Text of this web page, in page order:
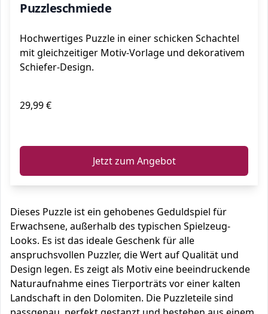
Puzzleschmiede
Hochwertiges Puzzle in einer schicken Schachtel
mit gleichzeitiger Motiv-Vorlage und dekorativem
Schiefer-Design.
29,99 €
Jetzt zum Angebot
Dieses Puzzle ist ein gehobenes Geduldspiel für
Erwachsene, außerhalb des typischen Spielzeug-
Looks. Es ist das ideale Geschenk für alle
anspruchsvollen Puzzler, die Wert auf Qualität und
Design legen. Es zeigt als Motiv eine beeindruckende
Naturaufnahme eines Tierporträts vor einer kalten
Landschaft in den Dolomiten. Die Puzzleteile sind